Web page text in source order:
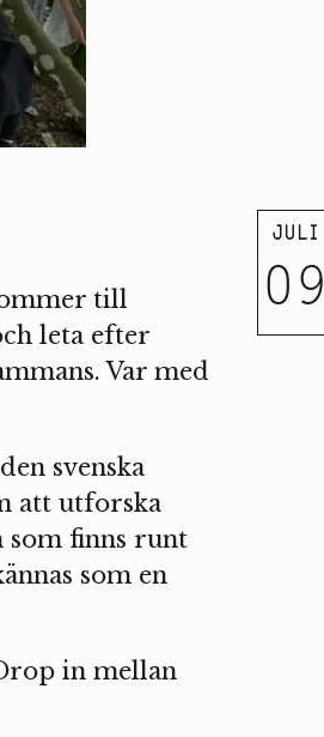
JULI
09
till
leta efter
Var med
svenska
att utforska
som finns runt
som en
in mellan